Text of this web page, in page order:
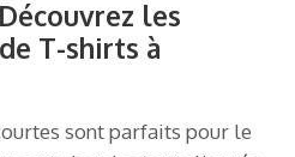
les
T-shirts à
sont parfaits pour le